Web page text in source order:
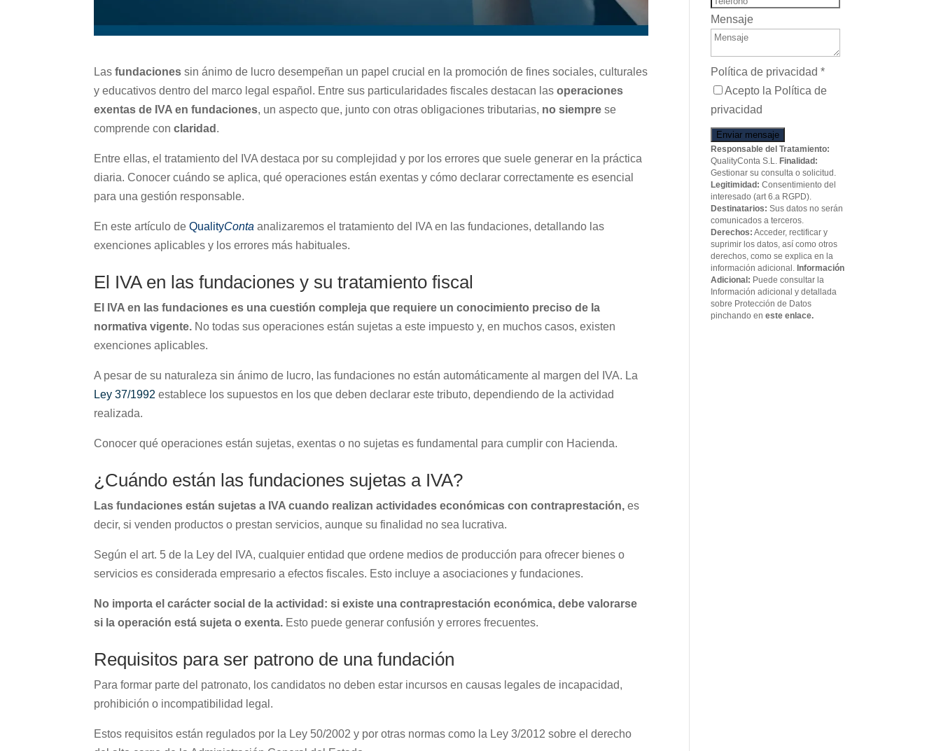
Lasfundacionessin ánimo de lucro desempeñan un papel crucial en la promoción de fines sociales, culturales
y educativos dentro del marco legal español. Entre sus particularidades fiscales destacan lasoperaciones
exentas de IVA en fundaciones, un aspecto que, junto con otras obligaciones tributarias, no siempre se
comprende conclaridad .
Entre ellas, el tratamiento del IVA destaca por su complejidad y por los errores que suele generar en la práctica
diaria. Conocer cuándo se aplica, qué operaciones están exentas y cómo declarar correctamente es esencial
para una gestión responsable.
En este artículo deQualityConta analizaremos el tratamiento del IVA en las fundaciones, detallando las
exenciones aplicables y los errores más habituales.
El IVA en las fundaciones y su tratamiento fiscal
El IVA en las fundaciones es una cuestión compleja que requiere un conocimiento preciso de la
normativa vigente. No todas sus operaciones están sujetas a este impuesto y, en muchos casos, existen
exenciones aplicables.
A pesar de su naturaleza sin ánimo de lucro, las fundaciones no están automáticamente al margen del IVA. La
Ley 37/1992 establece los supuestos en los que deben declarar este tributo, dependiendo de la actividad
realizada.
Conocer qué operaciones están sujetas, exentas o no sujetas es fundamental para cumplir con Hacienda.
¿Cuándo están las fundaciones sujetas a IVA?
Las fundaciones están sujetas a IVA cuando realizan actividades económicas con contraprestación, es
decir, si venden productos o prestan servicios, aunque su finalidad no sea lucrativa.
Según el art. 5 de la Ley del IVA, cualquier entidad que ordene medios de producción para ofrecer bienes o
servicios es considerada empresario a efectos fiscales. Esto incluye a asociaciones y fundaciones.
No importa el carácter social de la actividad: si existe una contraprestación económica, debe valorarse
si la operación está sujeta o exenta. Esto puede generar confusión y errores frecuentes.
Requisitos para ser patrono de una fundación
Para formar parte del patronato, los candidatos no deben estar incursos en causas legales de incapacidad,
prohibición o incompatibilidad legal.
Estos requisitos están regulados por la Ley 50/2002 y por otras normas como la Ley 3/2012 sobre el derecho
Mensaje
Política de privacidad*
Acepto la Política de
privacidad
Enviar mensaje
Responsable del Tratamiento:
QualityConta S.L.Finalidad:
Gestionar su consulta o solicitud.
Legitimidad: Consentimiento del
interesado (art 6.a RGPD).
Destinatarios: Sus datos no serán
comunicados a terceros.
Derechos: Acceder, rectificar y
suprimir los datos, así como otros
derechos, como se explica en la
información adicional.Información
Adicional: Puede consultar la
Información adicional y detallada
sobre Protección de Datos
pinchando eneste enlace.